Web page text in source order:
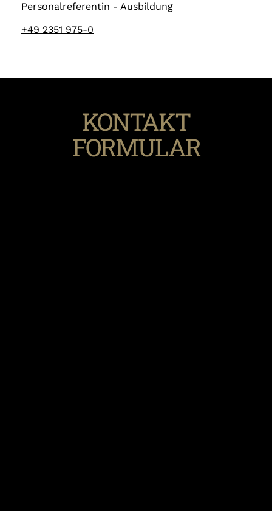
Personalreferentin - Ausbildung
+49 2351 975-0
KONTAKT
FORMULAR